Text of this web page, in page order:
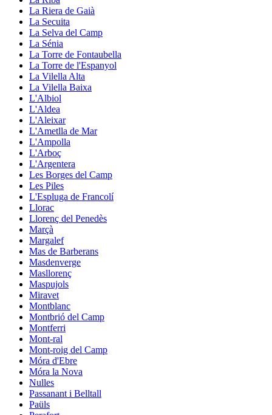
La Riera de Gaià
La Secuita
La Selva del Camp
La Sénia
La Torre de Fontaubella
La Torre de l'Espanyol
La Vilella Alta
La Vilella Baixa
L'Albiol
L'Aldea
L'Aleixar
L'Ametlla de Mar
L'Ampolla
L'Arboç
L'Argentera
Les Borges del Camp
Les Piles
L'Espluga de Francolí
Llorac
Llorenç del Penedès
Marçà
Margalef
Mas de Barberans
Masdenverge
Masllorenç
Maspujols
Miravet
Montblanc
Montbrió del Camp
Montferri
Mont-ral
Mont-roig del Camp
Móra d'Ebre
Móra la Nova
Nulles
Passanant i Belltall
Paüls